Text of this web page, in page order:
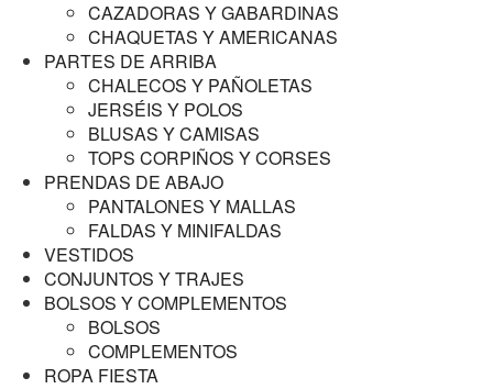
CAZADORAS Y GABARDINAS
CHAQUETAS Y AMERICANAS
PARTES DE ARRIBA
CHALECOS Y PAÑOLETAS
JERSÉIS Y POLOS
BLUSAS Y CAMISAS
TOPS CORPIÑOS Y CORSES
PRENDAS DE ABAJO
PANTALONES Y MALLAS
FALDAS Y MINIFALDAS
VESTIDOS
CONJUNTOS Y TRAJES
BOLSOS Y COMPLEMENTOS
BOLSOS
COMPLEMENTOS
ROPA FIESTA